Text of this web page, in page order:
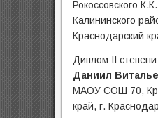
Рокоссовского
Калининского
Краснодарский
Диплом II
Даниил
МАОУ СОШ 70,
край, г.